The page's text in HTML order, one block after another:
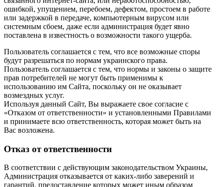
ошибкой, упущением, перебоем, дефектом, простоем в работе
или задержкой в передаче, компьютерным вирусом или
системным сбоем, даже если администрация будет явно
поставлена в известность о возможности такого ущерба.
Пользователь соглашается с тем, что все возможные споры
будут разрешаться по нормам украинского права.
Пользователь соглашается с тем, что нормы и законы о защите
прав потребителей не могут быть применимы к
использованию им Сайта, поскольку он не оказывает
возмездных услуг.
Используя данный Сайт, Вы выражаете свое согласие с
«Отказом от ответственности» и установленными Правилами
и принимаете всю ответственность, которая может быть на
Вас возложена.
Отказ от ответственности
В соответствии с действующим законодательством Украины,
Администрация отказывается от каких-либо заверений и
гарантий, предоставление которых может иным образом